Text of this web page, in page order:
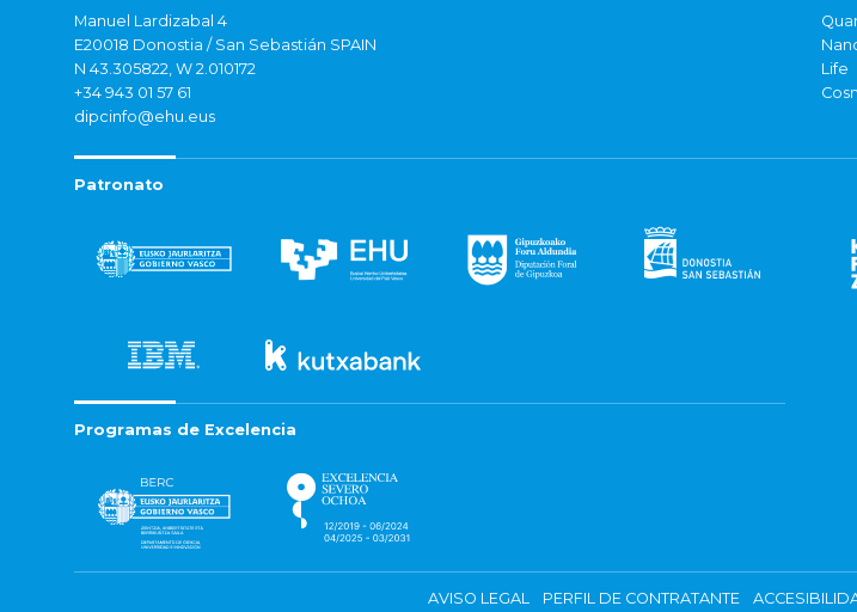
Manuel Lardizabal 4
E20018 Donostia / San Sebastián SPAIN
N 43.305822, W 2.010172
+34 943 01 57 61
dipcinfo@ehu.eus
Life
Patronato
Programas de Excelencia
AVISO LEGAL PERFIL DE CONTRATANTE